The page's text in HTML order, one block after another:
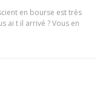
en bourse est très
ai t il arrivé ? Vous en